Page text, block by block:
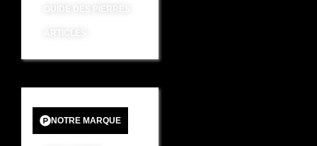
GUIDE DES PIERRES
NOTRE MARQUE